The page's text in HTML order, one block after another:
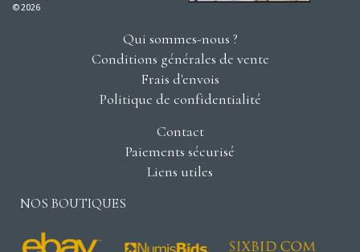
© 2026
Qui sommes-nous ?
Conditions générales de vente
Frais d'envois
Politique de confidentialité
Contact
Paiements sécurisé
Liens utiles
NOS BOUTIQUES